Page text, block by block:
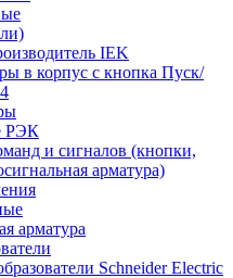
IEK
в корпус с кнопка Пуск/
РЭК
и сигналов (кнопки,
арматура)
арматура
Schneider Electric